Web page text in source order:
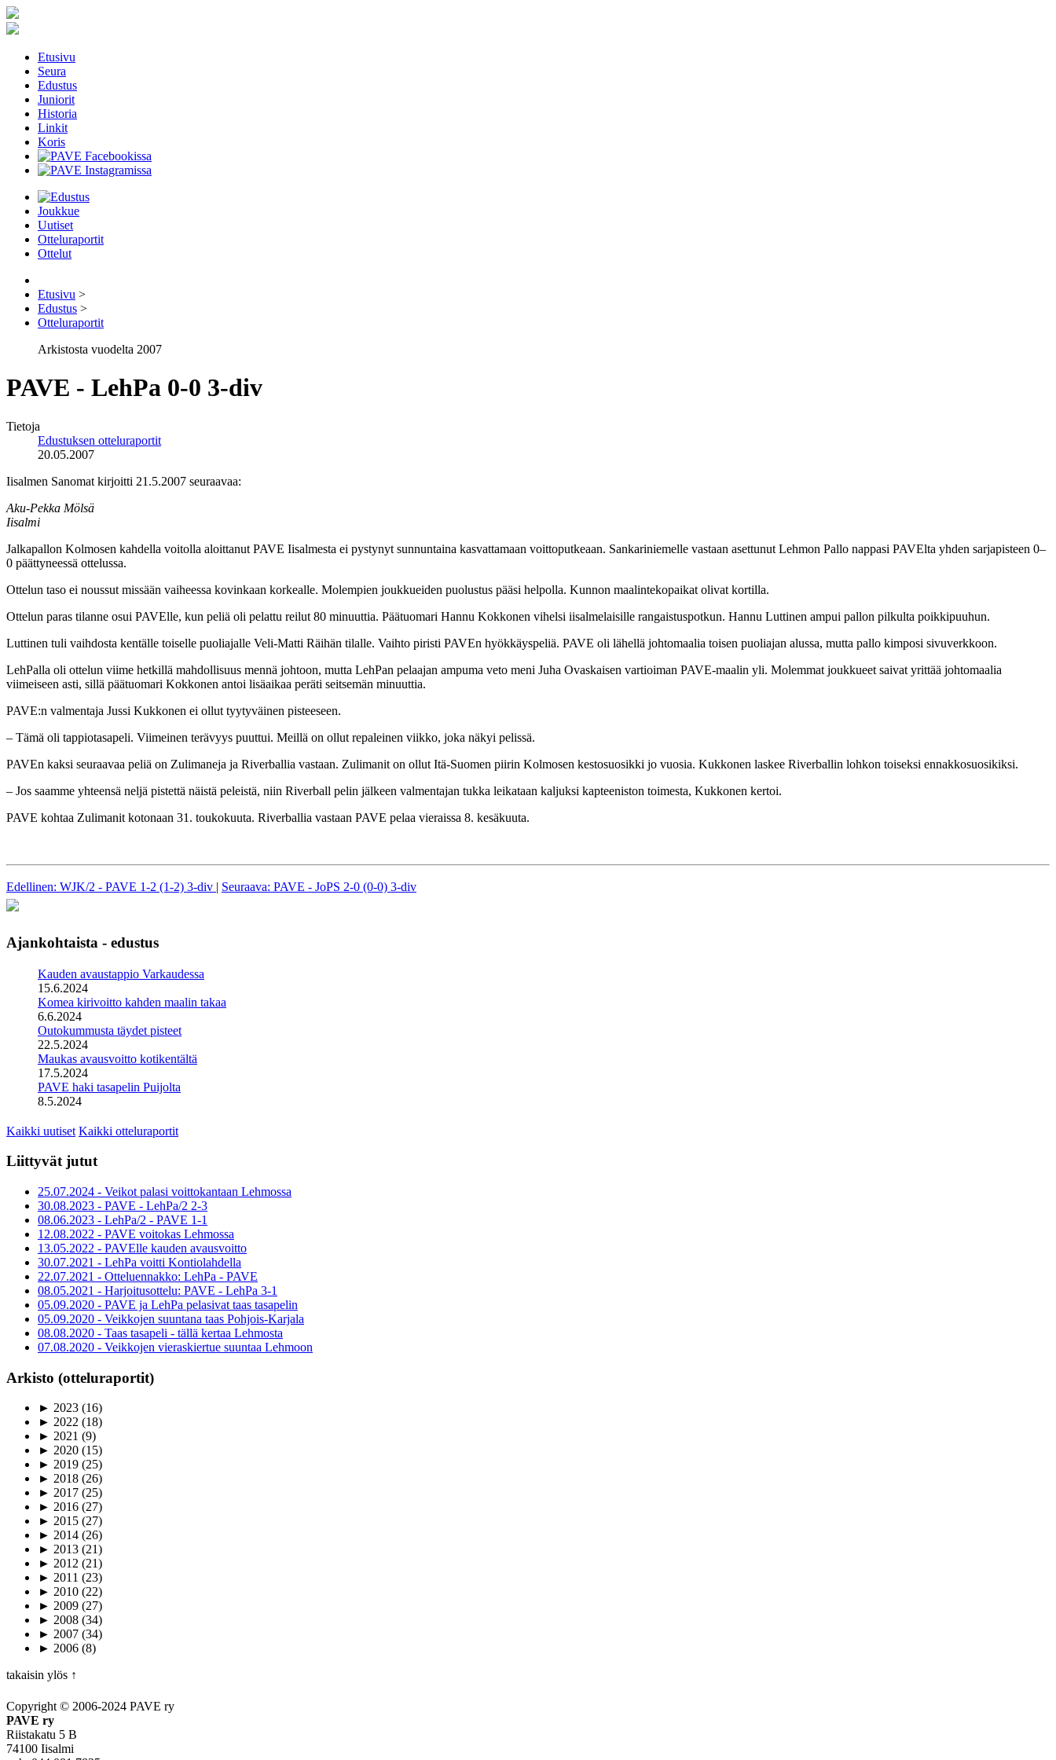
Etusivu
Seura
Edustus
Juniorit
Historia
Linkit
Koris
Joukkue
Uutiset
Otteluraportit
Ottelut
Etusivu >
Edustus >
Otteluraportit
Arkistosta vuodelta 2007
PAVE - LehPa 0-0 3-div
Tietoja
Edustuksen otteluraportit
20.05.2007
Iisalmen Sanomat kirjoitti 21.5.2007 seuraavaa:
Aku-Pekka Mölsä
Iisalmi
Jalkapallon Kolmosen kahdella voitolla aloittanut PAVE Iisalmesta ei pystynyt sunnuntaina kasvattamaan voittoputkeaan. Sankariniemelle vastaan asettunut Lehmon Pallo nappasi PAVElta yhden sarjapisteen 0–
0 päättyneessä ottelussa.
Ottelun taso ei noussut missään vaiheessa kovinkaan korkealle. Molempien joukkueiden puolustus pääsi helpolla. Kunnon maalintekopaikat olivat kortilla.
Ottelun paras tilanne osui PAVElle, kun peliä oli pelattu reilut 80 minuuttia. Päätuomari Hannu Kokkonen vihelsi iisalmelaisille rangaistuspotkun. Hannu Luttinen ampui pallon pilkulta poikkipuuhun.
Luttinen tuli vaihdosta kentälle toiselle puoliajalle Veli-Matti Räihän tilalle. Vaihto piristi PAVEn hyökkäyspeliä. PAVE oli lähellä johtomaalia toisen puoliajan alussa, mutta pallo kimposi sivuverkkoon.
LehPalla oli ottelun viime hetkillä mahdollisuus mennä johtoon, mutta LehPan pelaajan ampuma veto meni Juha Ovaskaisen vartioiman PAVE-maalin yli. Molemmat joukkueet saivat yrittää johtomaalia
viimeiseen asti, sillä päätuomari Kokkonen antoi lisäaikaa peräti seitsemän minuuttia.
PAVE:n valmentaja Jussi Kukkonen ei ollut tyytyväinen pisteeseen.
– Tämä oli tappiotasapeli. Viimeinen terävyys puuttui. Meillä on ollut repaleinen viikko, joka näkyi pelissä.
PAVEn kaksi seuraavaa peliä on Zulimaneja ja Riverballia vastaan. Zulimanit on ollut Itä-Suomen piirin Kolmosen kestosuosikki jo vuosia. Kukkonen laskee Riverballin lohkon toiseksi ennakkosuosikiksi.
– Jos saamme yhteensä neljä pistettä näistä peleistä, niin Riverball pelin jälkeen valmentajan tukka leikataan kaljuksi kapteeniston toimesta, Kukkonen kertoi.
PAVE kohtaa Zulimanit kotonaan 31. toukokuuta. Riverballia vastaan PAVE pelaa vieraissa 8. kesäkuuta.
Edellinen: WJK/2 - PAVE 1-2 (1-2) 3-div | Seuraava: PAVE - JoPS 2-0 (0-0) 3-div
Ajankohtaista - edustus
Kauden avaustappio Varkaudessa
15.6.2024
Komea kirivoitto kahden maalin takaa
6.6.2024
Outokummusta täydet pisteet
22.5.2024
Maukas avausvoitto kotikentältä
17.5.2024
PAVE haki tasapelin Puijolta
8.5.2024
Kaikki uutiset Kaikki otteluraportit
Liittyvät jutut
25.07.2024 - Veikot palasi voittokantaan Lehmossa
30.08.2023 - PAVE - LehPa/2 2-3
08.06.2023 - LehPa/2 - PAVE 1-1
12.08.2022 - PAVE voitokas Lehmossa
13.05.2022 - PAVElle kauden avausvoitto
30.07.2021 - LehPa voitti Kontiolahdella
22.07.2021 - Otteluennakko: LehPa - PAVE
08.05.2021 - Harjoitusottelu: PAVE - LehPa 3-1
05.09.2020 - PAVE ja LehPa pelasivat taas tasapelin
05.09.2020 - Veikkojen suuntana taas Pohjois-Karjala
08.08.2020 - Taas tasapeli - tällä kertaa Lehmosta
07.08.2020 - Veikkojen vieraskiertue suuntaa Lehmoon
Arkisto (otteluraportit)
► 2023 (16)
► 2022 (18)
► 2021 (9)
► 2020 (15)
► 2019 (25)
► 2018 (26)
► 2017 (25)
► 2016 (27)
► 2015 (27)
► 2014 (26)
► 2013 (21)
► 2012 (21)
► 2011 (23)
► 2010 (22)
► 2009 (27)
► 2008 (34)
► 2007 (34)
► 2006 (8)
takaisin ylös ↑
Copyright © 2006-2024 PAVE ry
PAVE ry
Riistakatu 5 B
74100 Iisalmi